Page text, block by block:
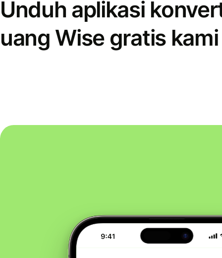
Unduh aplikasi
uang Wise gratis kami